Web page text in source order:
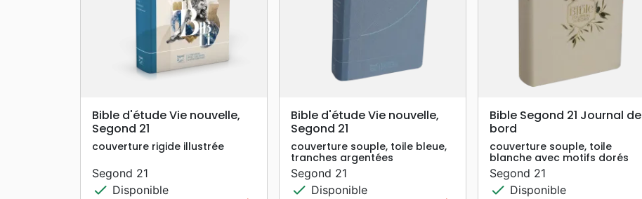
searchAPERÇU RAPIDE
Bible d'étude Vie nouvelle,
Segond 21
couverture rigide illustrée
Segond 21
check Disponible
searchAPERÇU RAPIDE
Bible d'étude Vie nouvelle,
Segond 21
couverture souple, toile bleue,
tranches argentées
Segond 21
check Disponible
search APERÇU RAPIDE
Bible Segond 21 Journal de
bord
couverture souple, toile
blanche avec motifs dorés
Segond 21
check Disponible